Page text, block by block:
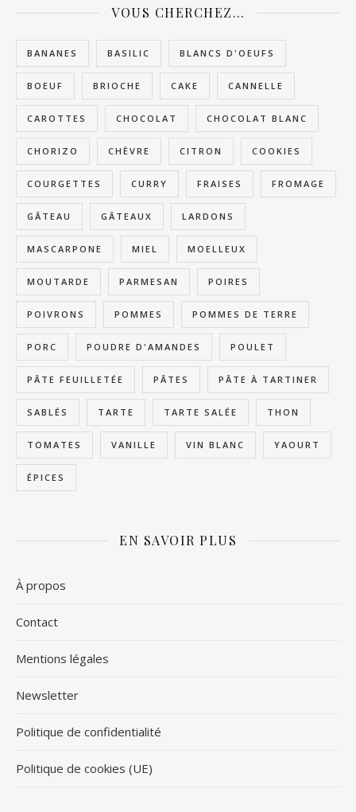
VOUS CHERCHEZ…
BANANES BASILIC BLANCS D'OEUFS
BOEUF BRIOCHE CAKE CANNELLE
CAROTTES CHOCOLAT CHOCOLAT BLANC
CHORIZO CHÈVRE CITRON COOKIES
COURGETTES CURRY FRAISES FROMAGE
GÂTEAU GÂTEAUX LARDONS
MASCARPONE MIEL MOELLEUX
MOUTARDE PARMESAN POIRES
POIVRONS POMMES POMMES DE TERRE
PORC POUDRE D'AMANDES POULET
PÂTE FEUILLETÉE PÂTES PÂTE À TARTINER
SABLÉS TARTE TARTE SALÉE THON
TOMATES VANILLE VIN BLANC YAOURT
ÉPICES
EN SAVOIR PLUS
À propos
Contact
Mentions légales
Newsletter
Politique de confidentialité
Politique de cookies (UE)